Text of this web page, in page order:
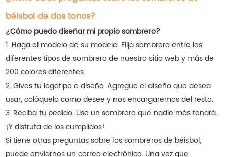
béisbol de dos tonos?
¿Cómo puedo diseñar mi propio sombrero?
1. Haga el modelo de su modelo. Elija sombrero entre los
diferentes tipos de sombrero de nuestro sitio web y más de
200 colores diferentes.
2. Gives tu logotipo o diseño. Agregue el diseño que desea
usar, colóquelo como desee y nos encargaremos del resto.
3. Reciba tu pedido. Use un sombrero que nadie más tendrá.
¡Y disfruta de los cumplidos!
Si tiene otras preguntas sobre los sombreros de béisbol,
puede enviarnos un correo electrónico. Una vez que